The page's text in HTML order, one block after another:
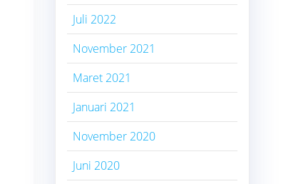
Juli 2022
November 2021
Maret 2021
Januari 2021
November 2020
Juni 2020